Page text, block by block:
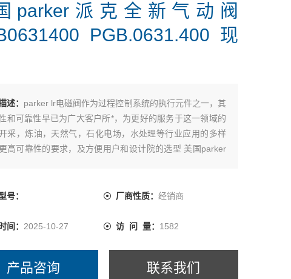
parker派克全新气动阀
PGB.0631.400 现
述： parker lr电磁阀作为过程控制系统的执行元件之一，其
和可靠性早已为广大客户所*，为更好的服务于这一领域的
采，炼油，天然气，石化电场，水处理等行业应用的多样
高可靠性的要求，及方便用户和设计院的选型 美国parker
号： 厂商性质： 经销商
间： 2025-10-27 访 问 量： 1582
产品咨询 联系我们